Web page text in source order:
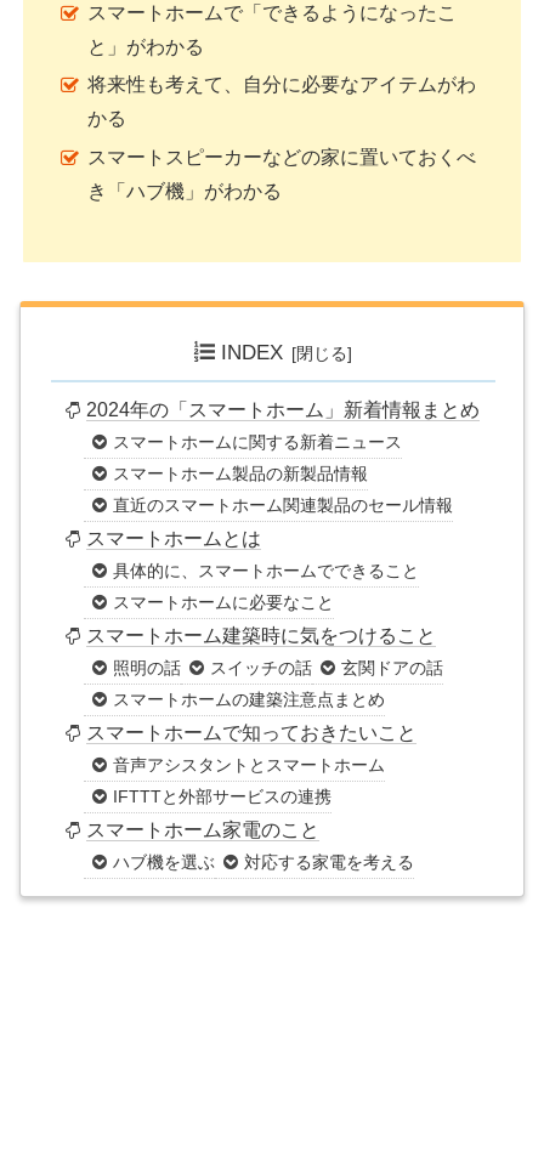
スマートホームで「できるようになったこ
と」がわかる
将来性も考えて、自分に必要なアイテムがわ
かる
スマートスピーカーなどの家に置いておくべ
き「ハブ機」がわかる
INDEX
2024年の「スマートホーム」新着情報まとめ
スマートホームに関する新着ニュース
スマートホーム製品の新製品情報
直近のスマートホーム関連製品のセール情報
スマートホームとは
具体的に、スマートホームでできること
スマートホームに必要なこと
スマートホーム建築時に気をつけること
照明の話 スイッチの話
玄関ドアの話
スマートホームの建築注意点まとめ
スマートホームで知っておきたいこと
音声アシスタントとスマートホーム
IFTTTと外部サービスの連携
スマートホーム家電のこと
ハブ機を選ぶ 対応する家電を考える